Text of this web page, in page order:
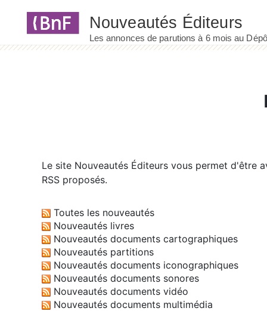
Le site Nouveautés Éditeurs vous permet d'être
RSS proposés.
Toutes les nouveautés
Nouveautés livres
Nouveautés documents cartographiques
Nouveautés partitions
Nouveautés documents iconographiques
Nouveautés documents sonores
Nouveautés documents vidéo
Nouveautés documents multimédia